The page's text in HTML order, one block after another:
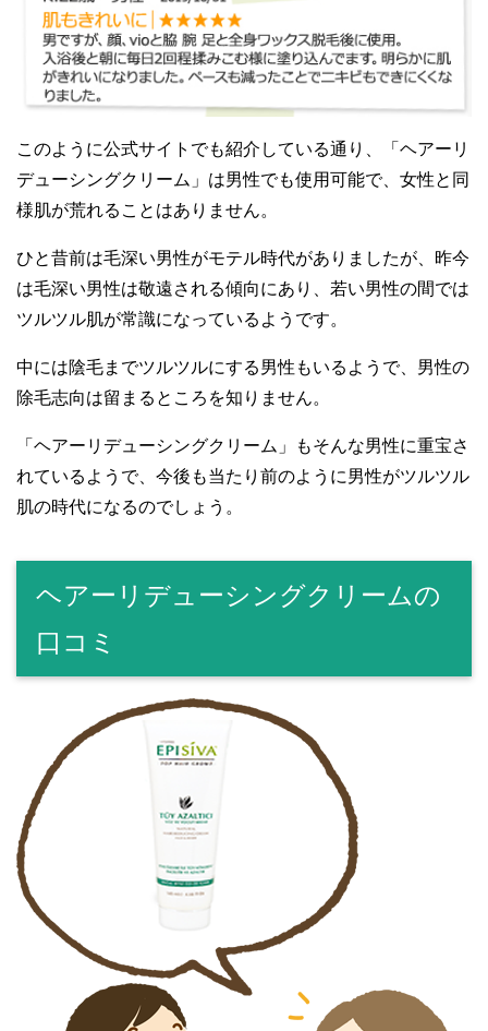
このように公式サイトでも紹介している通り、「ヘアーリ
デューシングクリーム」は男性でも使用可能で、女性と同
様肌が荒れることはありません。
ひと昔前は毛深い男性がモテル時代がありましたが、昨今
は毛深い男性は敬遠される傾向にあり、若い男性の間では
ツルツル肌が常識になっているようです。
中には陰毛までツルツルにする男性もいるようで、男性の
除毛志向は留まるところを知りません。
「ヘアーリデューシングクリーム」もそんな男性に重宝さ
れているようで、今後も当たり前のように男性がツルツル
肌の時代になるのでしょう。
ヘアーリデューシングクリームの
口コミ